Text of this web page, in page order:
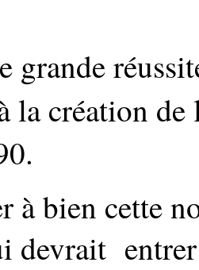
grande
la création
à bien cette
devrait entrer